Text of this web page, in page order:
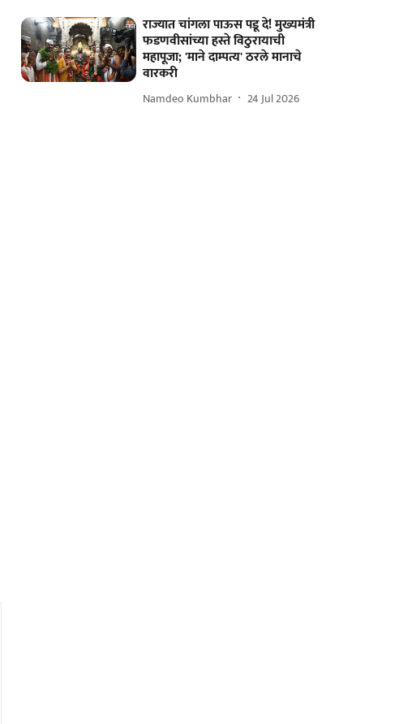
राज्यात चांगला पाऊस पडू दे! मुख्यमंत्री
फडणवीसांच्या हस्ते विठुरायाची
महापूजा; 'माने दाम्पत्य' ठरले मानाचे
वारकरी
Namdeo Kumbhar 24 Jul 2026